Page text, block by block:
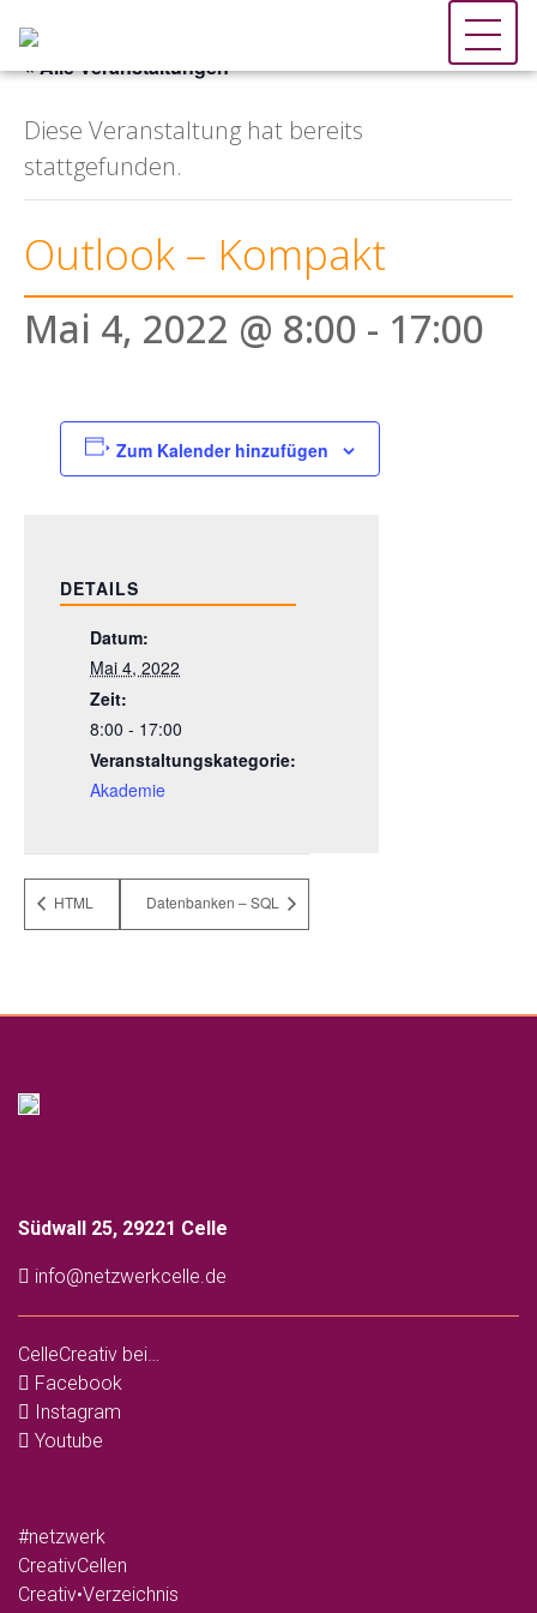
« Alle Veranstaltungen
Diese Veranstaltung hat bereits
stattgefunden.
Outlook – Kompakt
Mai 4, 2022 @ 8:00 - 17:00
Zum Kalender hinzufügen
DETAILS
Datum:
Mai 4, 2022
Zeit:
8:00 - 17:00
Veranstaltungskategorie:
Akademie
HTML Datenbanken – SQL
Südwall 25, 29221 Celle
info@netzwerkcelle.de
CelleCreativ bei…
Facebook
Instagram
Youtube
#netzwerk
CreativCellen
Creativ•Verzeichnis